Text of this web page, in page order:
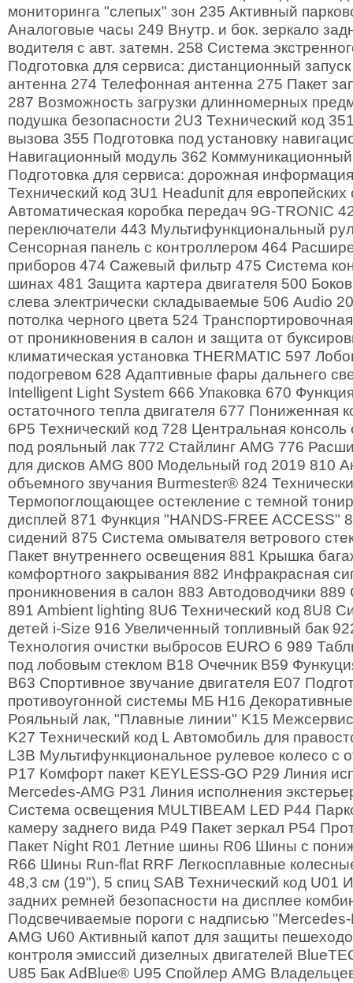
мониторинга "слепых" зон 235 Активный
Аналоговые часы 249 Внутр. и бок. зеркало
водителя с авт. затемн. 258 Система
Подготовка для сервиса: дистанционный
антенна 274 Телефонная антенна 275 Пакет
287 Возможность загрузки длинномерных
подушка безопасности 2U3 Технический код
вызова 355 Подготовка под установку
Навигационный модуль 362
Подготовка для сервиса: дорожная
Технический код 3U1 Headunit для
Автоматическая коробка передач 9G-TRONIC
переключатели 443 Мультифункциональный
Сенсорная панель с контроллером 464
приборов 474 Сажевый фильтр 475 Система
шинах 481 Защита картера двигателя 500
слева электрически складываемые 506 Audio
потолка черного цвета 524
от проникновения в салон и защита от
климатическая установка THERMATIC 597
подогревом 628 Адаптивные фары дальнего
Intelligent Light System 666 Упаковка 670
остаточного тепла двигателя 677 Пониженная
6P5 Технический код 728 Центральная
под рояльный лак 772 Стайлинг AMG 776
для дисков AMG 800 Модельный год 2019 810
объемного звучания Burmester® 824
Термопоглощающее остекление с темной
дисплей 871 Функция "HANDS-FREE ACCESS"
сидений 875 Система омывателя ветрового
Пакет внутреннего освещения 881 Крышка
комфортного закрывания 882 Инфракрасная
проникновения в салон 883 Автодоводчики
891 Ambient lighting 8U6 Технический код 8U8
детей i-Size 916 Увеличенный топливный бак
Технология очистки выбросов EURO 6 989
под лобовым стеклом B18 Очечник B59
B63 Спортивное звучание двигателя E07
противоугонной системы МБ H16
Рояльный лак, "Плавные линии" K15
K27 Технический код L Автомобиль для
L3B Мультифункциональное рулевое колесо с
P17 Комфорт пакет KEYLESS-GO P29 Линия
Mercedes-AMG P31 Линия исполнения
Система освещения MULTIBEAM LED P44
камеру заднего вида P49 Пакет зеркал P54
Пакет Night R01 Летние шины R06 Шины с
R66 Шины Run-flat RRF Легкосплавные
48,3 см (19"), 5 спиц SAB Технический код U01
задних ремней безопасности на дисплее
Подсвечиваемые пороги с надписью
AMG U60 Активный капот для защиты
контроля эмиссий дизелных двигателей
U85 Бак AdBlue® U95 Спойлер AMG